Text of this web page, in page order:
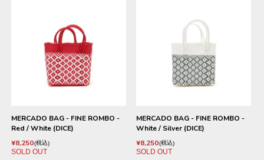
MERCADO BAG - FINE ROMBO -
Red / White (DICE)
¥8,250 税込
SOLD OUT
MERCADO BAG - FINE ROMBO -
White / Silver (DICE)
¥8,250 税込
SOLD OUT